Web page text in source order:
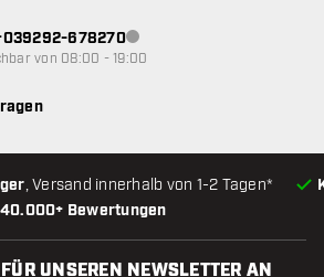
Bewertungen
, Versand innerhalb von 1-2 Tagen*
678270Kundenservice nicht
von 08:00 - 19:00
UNSEREN NEWSLETTER AN